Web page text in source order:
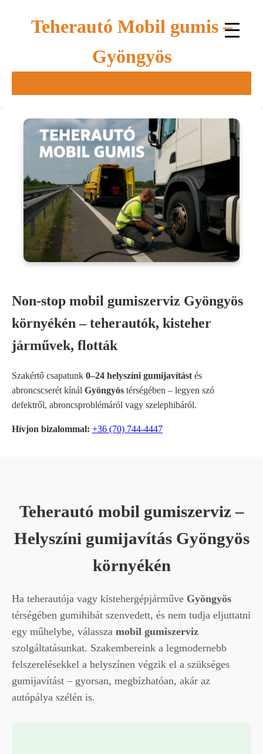
Teherautó Mobil gumis –
Gyöngyös
Non-stop mobil gumiszerviz Gyöngyös
környékén – teherautók, kisteher
járművek, flották
Szakértő csapatunk 0–24 helyszíni gumijavítást és
abroncscserét kínál Gyöngyös térségében – legyen szó
defektről, abroncsproblémáról vagy szelephibáról.
Hívjon bizalommal: +36 (70) 744-4447
Teherautó mobil gumiszerviz –
Helyszíni gumijavítás Gyöngyös
környékén
Ha teherautója vagy kistehergépjárműve Gyöngyös
térségében gumihibát szenvedett, és nem tudja eljuttatni
egy műhelybe, válassza mobil gumiszerviz
szolgáltatásunkat. Szakembereink a legmodernebb
felszerelésekkel a helyszínen végzik el a szükséges
gumijavítást – gyorsan, megbízhatóan, akár az
autópálya szélén is.